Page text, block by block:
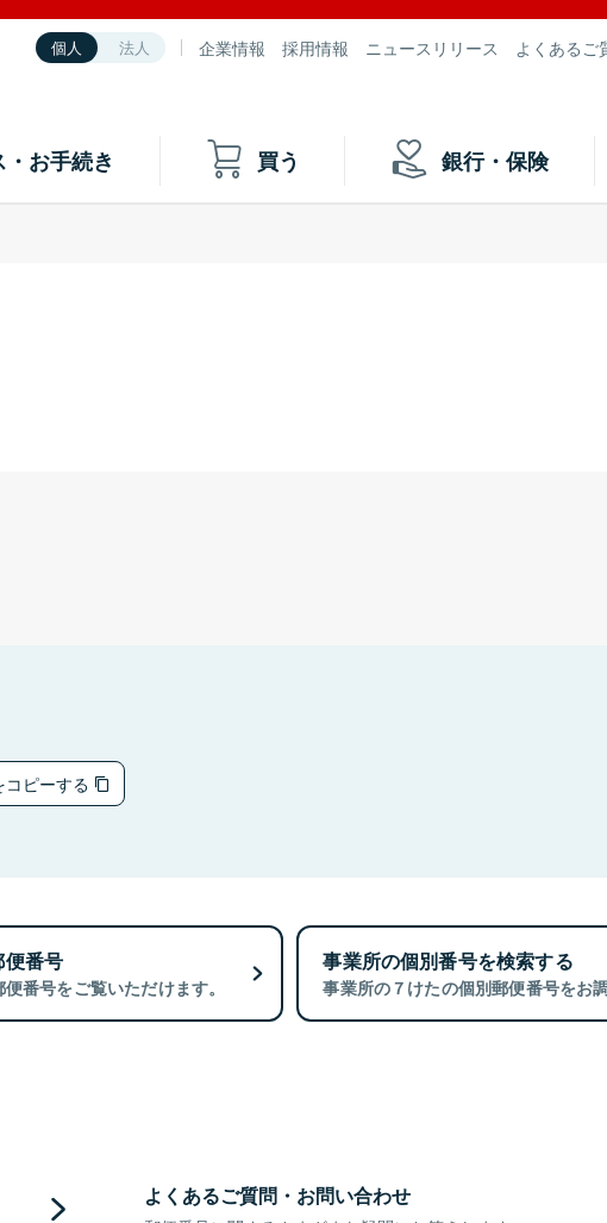
個人 法人 企業情報 採用情報 ニュースリリース よくあるご
お手続き 買う 銀行・保険
ピーする
番号
番号をご覧いただけます。
事業所の個別番号を検索する
事業所の７けたの個別郵便番号をお調
よくあるご質問・お問い合わせ